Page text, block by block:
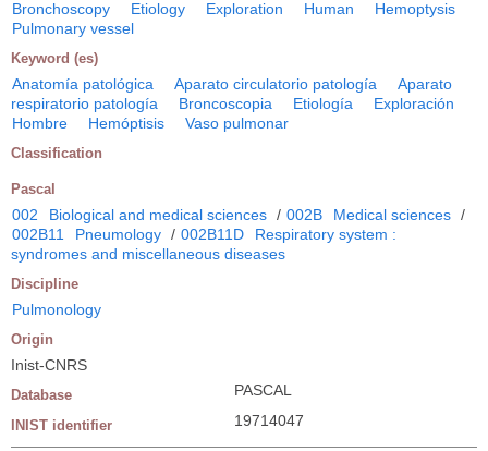
Bronchoscopy
Etiology Exploration Human
Hemoptysis
Pulmonary vessel
Keyword (es)
Anatomía patológica Aparato circulatorio patología
Aparato
respiratorio patología
Broncoscopia Etiología
Exploración
Hombre
Hemóptisis Vaso pulmonar
Classification
Pascal
002 Biological and medical sciences / 002B Medical sciences /
002B11
Pneumology / 002B11D
Respiratory system :
syndromes and miscellaneous diseases
Discipline
Pulmonology
Origin
Inist-CNRS
Database PASCAL
INIST identifier 19714047